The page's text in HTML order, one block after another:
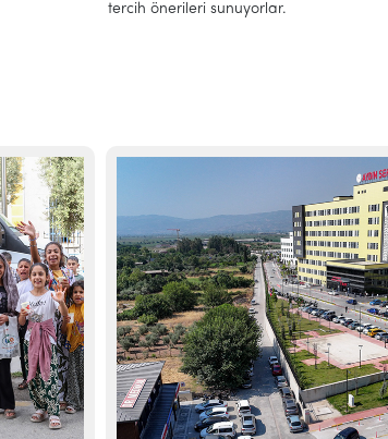
tercih önerileri sunuyorlar.